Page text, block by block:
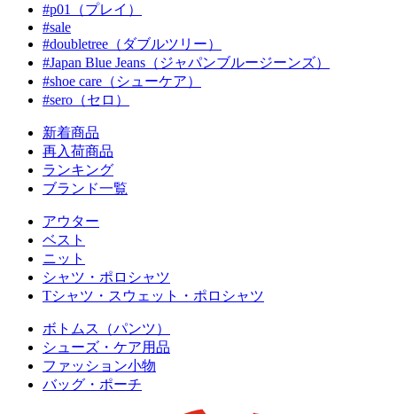
#p01（プレイ）
#sale
#doubletree（ダブルツリー）
#Japan Blue Jeans（ジャパンブルージーンズ）
#shoe care（シューケア）
#sero（セロ）
新着商品
再入荷商品
ランキング
ブランド一覧
アウター
ベスト
ニット
シャツ・ポロシャツ
Tシャツ・スウェット・ポロシャツ
ボトムス（パンツ）
シューズ・ケア用品
ファッション小物
バッグ・ポーチ